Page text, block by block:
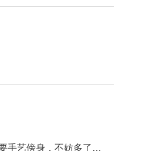
手艺傍身，不妨多了解